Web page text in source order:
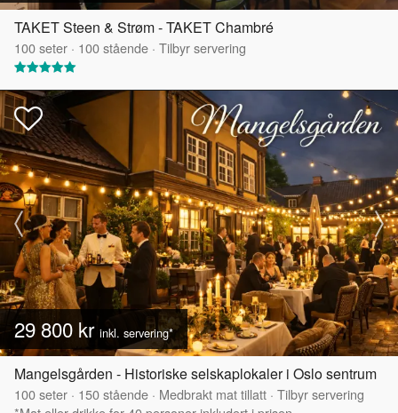
TAKET Steen & Strøm - TAKET Chambré
100seter · 100stående · Tilbyr servering
29 800 kr inkl. servering*
Mangelsgården - Historiske selskaplokaler i Oslo sentrum
100seter · 150stående · Medbrakt mat tillatt · Tilbyr servering